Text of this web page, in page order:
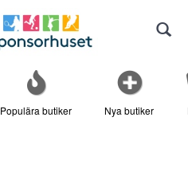
Populära butiker Nya butiker